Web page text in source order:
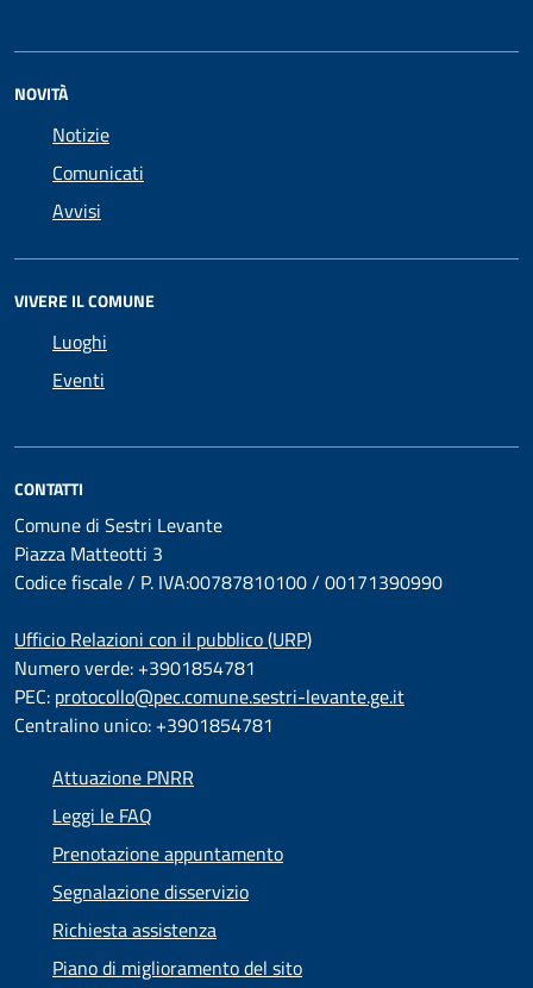
NOVITÀ
Notizie
Comunicati
Avvisi
VIVERE IL COMUNE
Luoghi
Eventi
CONTATTI
Comune di Sestri Levante
Piazza Matteotti 3
Codice fiscale / P. IVA:00787810100 / 00171390990
Ufficio Relazioni con il pubblico (URP)
Numero verde: +3901854781
PEC: protocollo@pec.comune.sestri-levante.ge.it
Centralino unico: +3901854781
Attuazione PNRR
Leggi le FAQ
Prenotazione appuntamento
Segnalazione disservizio
Richiesta assistenza
Piano di miglioramento del sito